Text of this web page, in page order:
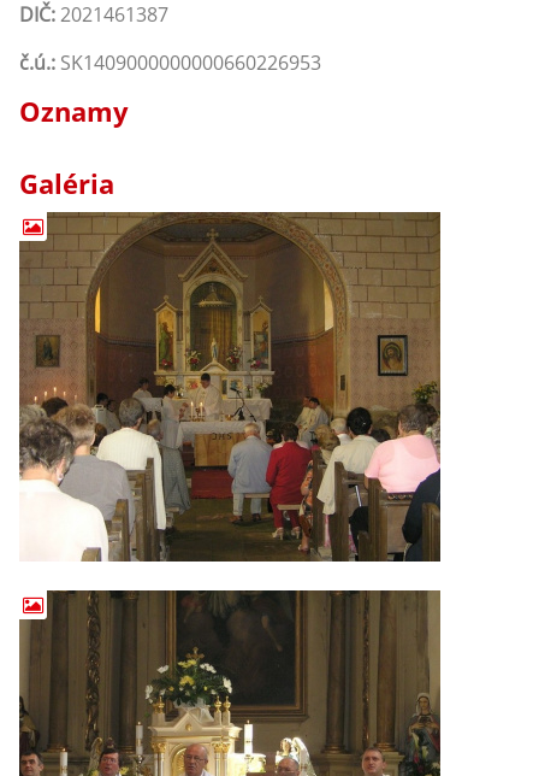
DIČ:2021461387
č.ú.: SK1409000000000660226953
Oznamy
Galéria